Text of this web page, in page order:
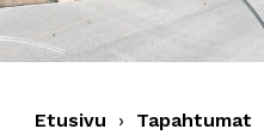
Etusivu › Tapahtumat